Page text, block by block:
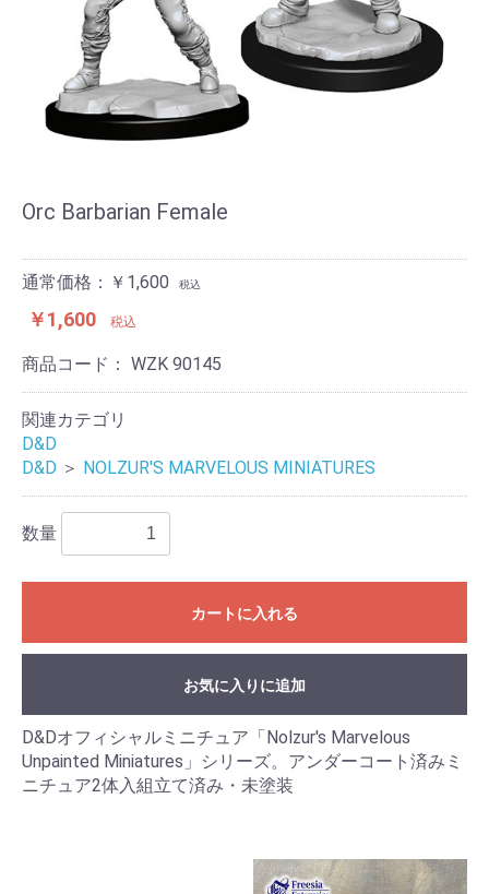
Orc Barbarian Female
通常価格：￥1,600 税込
￥1,600 税込
商品コード： WZK 90145
関連カテゴリ
D&D
D&D ＞ NOLZUR'S MARVELOUS MINIATURES
数量
カートに入れる
お気に入りに追加
D&Dオフィシャルミニチュア「Nolzur's Marvelous
Unpainted Miniatures」シリーズ。アンダーコート済みミ
ニチュア2体入組立て済み・未塗装